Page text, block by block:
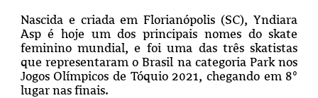
Nascida e criada em Florianópolis (SC), Yndiara
Asp é hoje um dos principais nomes do skate
feminino mundial, e foi uma das três skatistas
que representaram o Brasil na categoria Park nos
Jogos Olímpicos de Tóquio 2021, chegando em 8º
lugar nas finais.